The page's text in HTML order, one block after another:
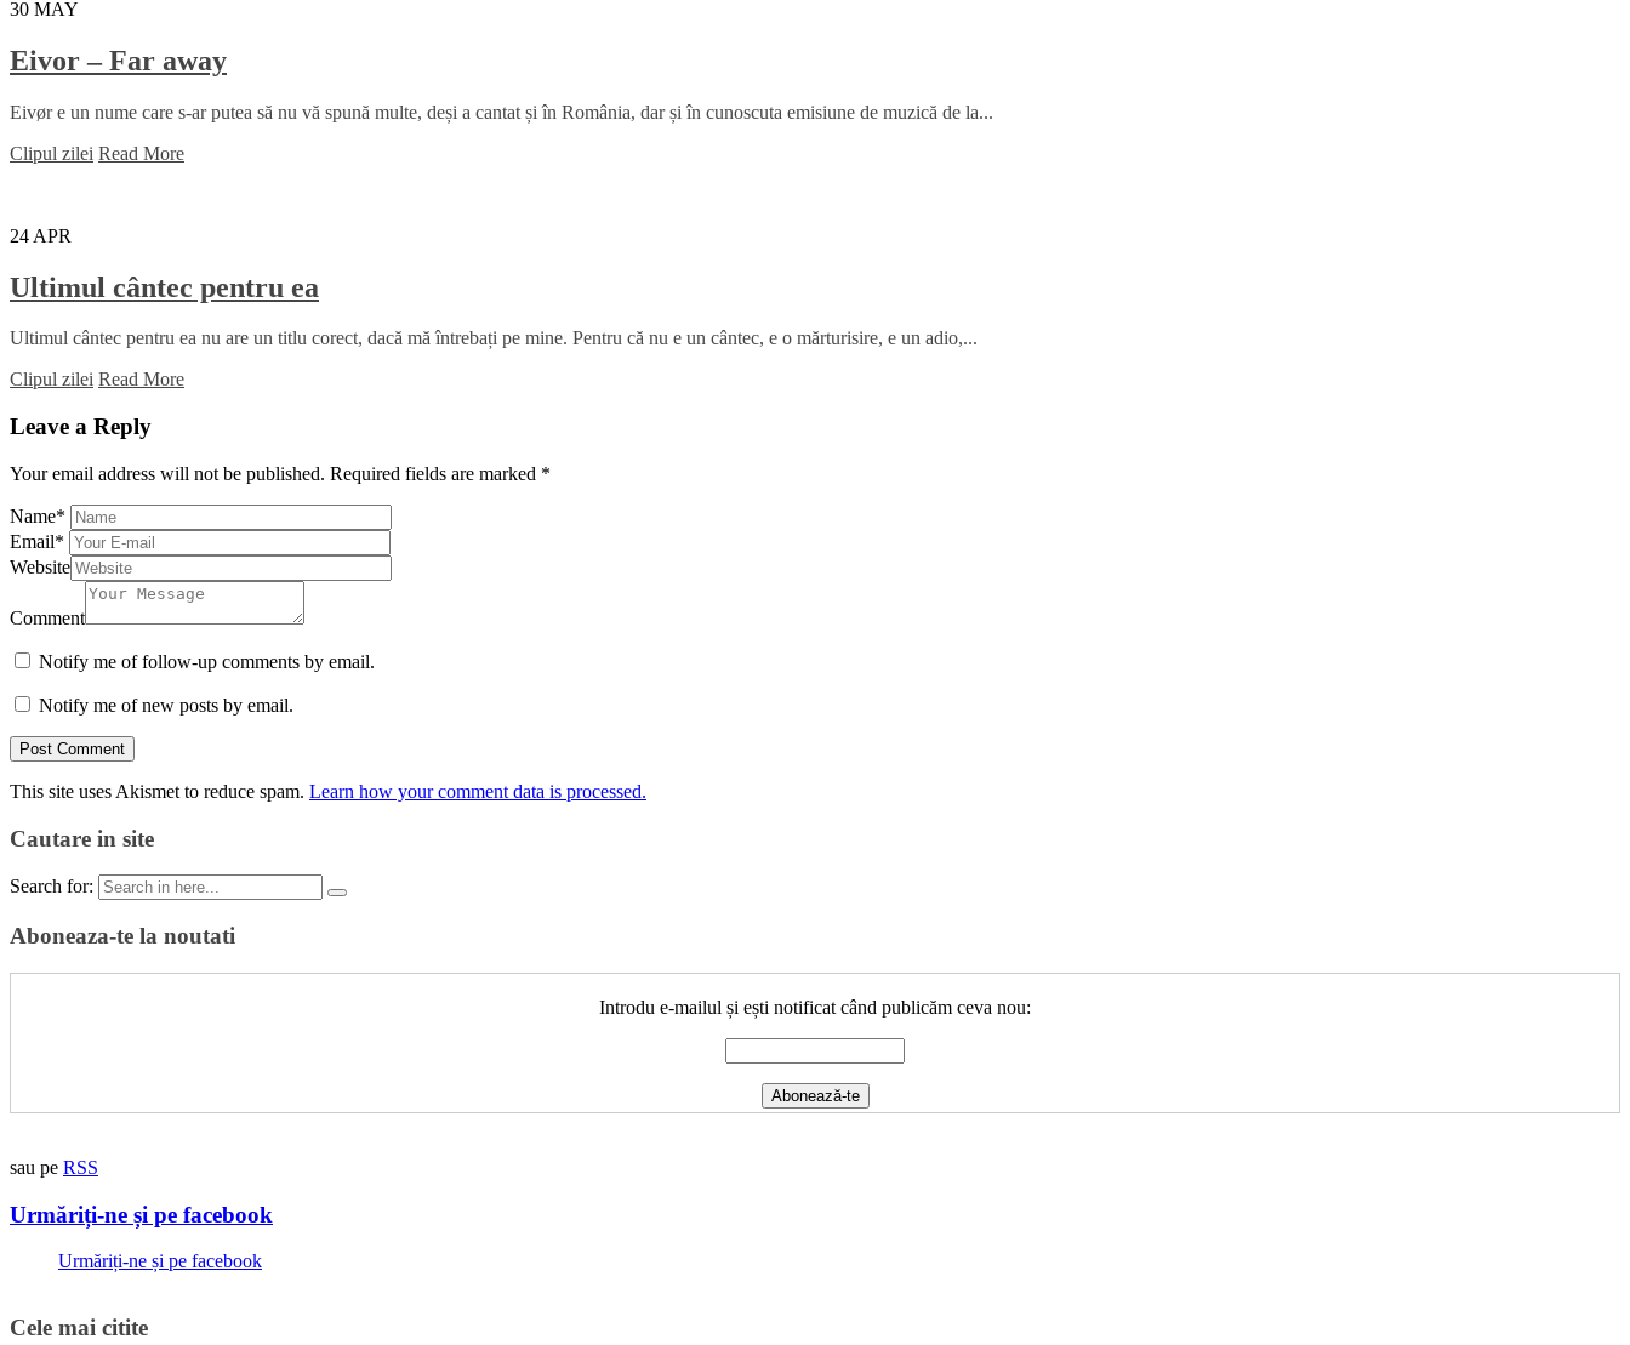
30 MAY
Eivor – Far away
Eivør e un nume care s-ar putea să nu vă spună multe, deși a cantat și în România, dar și în cunoscuta emisiune de muzică de la...
Clipul zilei Read More
24 APR
Ultimul cântec pentru ea
Ultimul cântec pentru ea nu are un titlu corect, dacă mă întrebați pe mine. Pentru că nu e un cântec, e o mărturisire, e un adio,...
Clipul zilei Read More
Leave a Reply
Your email address will not be published. Required fields are marked *
Name*
Email*
Website
Comment
Notify me of follow-up comments by email.
Notify me of new posts by email.
This site uses Akismet to reduce spam. Learn how your comment data is processed.
Cautare in site
Search for:
Aboneaza-te la noutati
Introdu e-mailul și ești notificat când publicăm ceva nou:
sau pe RSS
Urmăriți-ne și pe facebook
Urmăriți-ne și pe facebook
Cele mai citite